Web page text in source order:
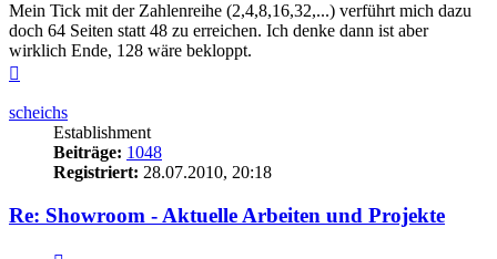
Mein Tick mit der Zahlenreihe (2,4,8,16,32,...) verführt mich dazu
doch 64 Seiten statt 48 zu erreichen. Ich denke dann ist aber
wirklich Ende, 128 wäre bekloppt.
scheichs
Establishment
Beiträge: 1048
Registriert: 28.07.2010, 20:18
Re: Showroom - Aktuelle Arbeiten und Projekte